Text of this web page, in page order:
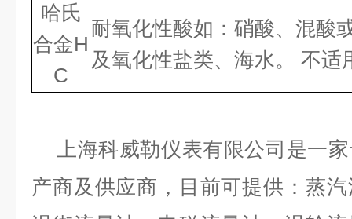
哈氏
合金H
C
耐氧化性酸如：硝酸、混酸
及氧化性盐类、海水。 不适
上海科威勒仪表有限公司是一
产商及供应商，目前可提供：蒸